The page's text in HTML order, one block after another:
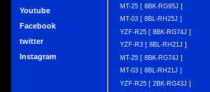
Youtube
Facebook
twitter
Instagram
MT-25 [ 8BK-RG95J ]
MT-03 [ 8BL-RH25J ]
YZF-R25 [ 8BK-RG74J ]
YZF-R3 [ 8BL-RH21J ]
MT-25 [ 8BK-RG74J ]
MT-03 [ 8BL-RH21J ]
YZF-R25 [ 2BK-RG43J ]